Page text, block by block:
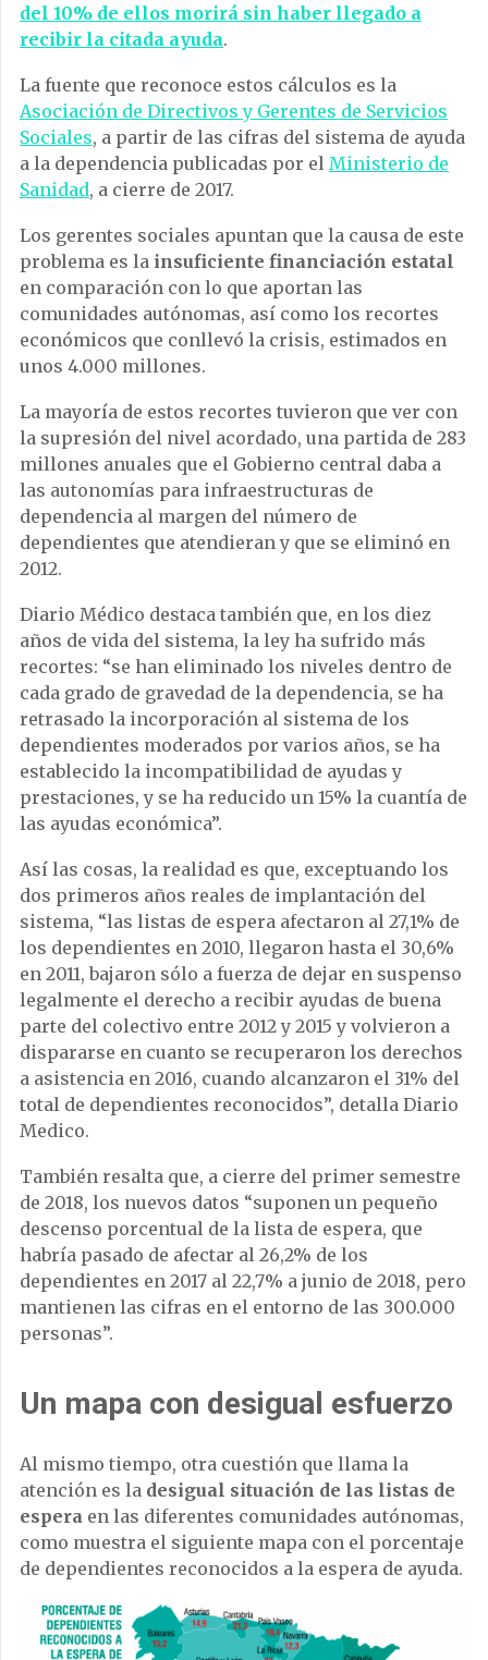
del 10% de ellos morirá sin haber llegado a
recibir la citada ayuda.
La fuente que reconoce estos cálculos es la
Asociación de Directivos y Gerentes de Servicios
Sociales, a partir de las cifras del sistema de ayuda
a la dependencia publicadas por el Ministerio de
Sanidad, a cierre de 2017.
Los gerentes sociales apuntan que la causa de este
problema es la insuficiente financiación estatal
en comparación con lo que aportan las
comunidades autónomas, así como los recortes
económicos que conllevó la crisis, estimados en
unos 4.000 millones.
La mayoría de estos recortes tuvieron que ver con
la supresión del nivel acordado, una partida de 283
millones anuales que el Gobierno central daba a
las autonomías para infraestructuras de
dependencia al margen del número de
dependientes que atendieran y que se eliminó en
2012.
Diario Médico destaca también que, en los diez
años de vida del sistema, la ley ha sufrido más
recortes: “se han eliminado los niveles dentro de
cada grado de gravedad de la dependencia, se ha
retrasado la incorporación al sistema de los
dependientes moderados por varios años, se ha
establecido la incompatibilidad de ayudas y
prestaciones, y se ha reducido un 15% la cuantía de
las ayudas económica”.
Así las cosas, la realidad es que, exceptuando los
dos primeros años reales de implantación del
sistema, “las listas de espera afectaron al 27,1% de
los dependientes en 2010, llegaron hasta el 30,6%
en 2011, bajaron sólo a fuerza de dejar en suspenso
legalmente el derecho a recibir ayudas de buena
parte del colectivo entre 2012 y 2015 y volvieron a
dispararse en cuanto se recuperaron los derechos
a asistencia en 2016, cuando alcanzaron el 31% del
total de dependientes reconocidos”, detalla Diario
Medico.
También resalta que, a cierre del primer semestre
de 2018, los nuevos datos “suponen un pequeño
descenso porcentual de la lista de espera, que
habría pasado de afectar al 26,2% de los
dependientes en 2017 al 22,7% a junio de 2018, pero
mantienen las cifras en el entorno de las 300.000
personas”.
Un mapa con desigual esfuerzo
Al mismo tiempo, otra cuestión que llama la
atención es la desigual situación de las listas de
espera en las diferentes comunidades autónomas,
como muestra el siguiente mapa con el porcentaje
de dependientes reconocidos a la espera de ayuda.